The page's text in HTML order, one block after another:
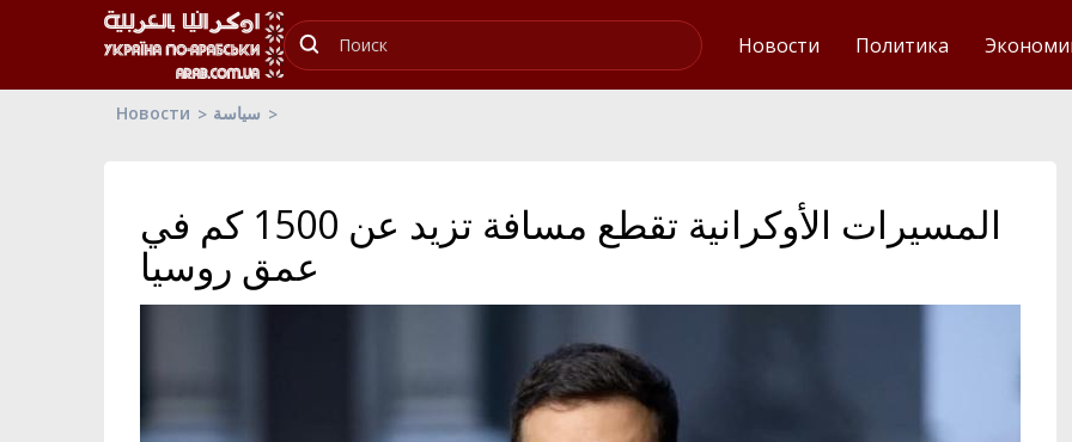
Новости Политика
Новости سياسة
المسيرات الأوكرانية تقطع مسافة تزيد عن 1500 كم في
عمق روسيا